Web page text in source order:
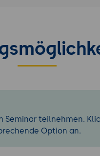
Wie identifizierte
in tieferen
wird
und umsetzen
Seminar teilnehmen.
Option an.